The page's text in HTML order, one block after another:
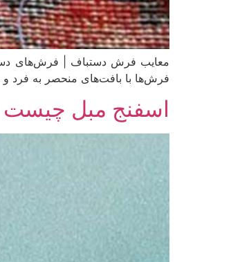
معایب فرش دستباف | فرش‌های
فرش‌ها با بافت‌های منحصر به فرد و
اسفنج مبل چیست